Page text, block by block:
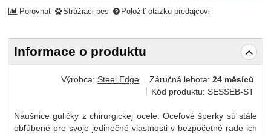
Porovnať Strážiaci pes Položiť otázku predajcovi
Informace o produktu
Výrobca:Steel Edge Záručná lehota:24 měsíců
Kód produktu:SESSEB-ST
Náušnice guličky z chirurgickej ocele. Oceľové šperky sú stále
obľúbené pre svoje jedinečné vlastnosti v bezpočetné rade ich